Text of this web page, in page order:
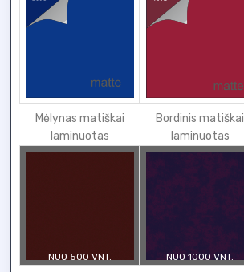
Mėlynas matiškai
laminuotas
Bordinis matiškai
laminuotas
NUO 500 VNT. NUO 1000 VNT.